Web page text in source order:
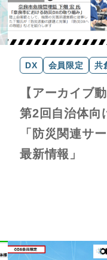
DX 会員限定 共
【アーカイブ
第2回自治体向
「防災関連サ
最新情報」